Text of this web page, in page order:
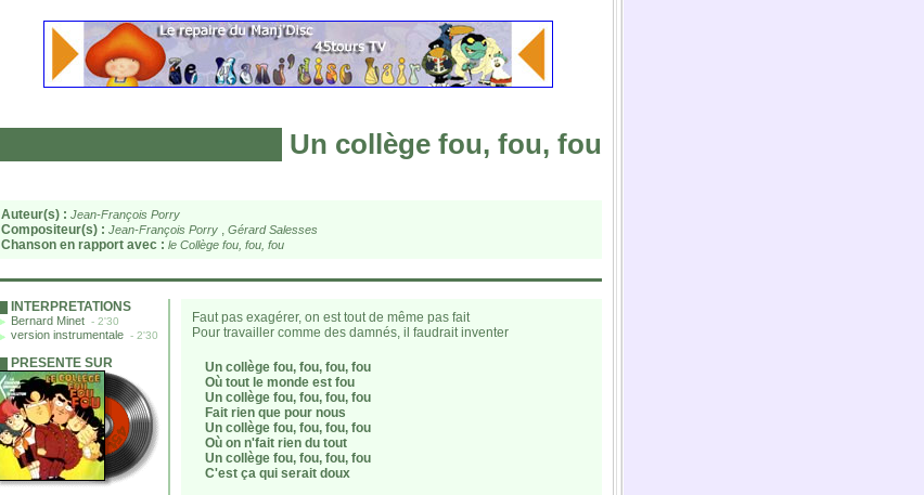
Un collège fou, fou, fou
Auteur(s) : Jean-François Porry
Compositeur(s) : Jean-François Porry , Gérard Salesses
Chanson en rapport avec : le Collège fou, fou, fou
INTERPRETATIONS
Bernard Minet - 2'30
version instrumentale - 2'30
PRESENTE SUR
Faut pas exagérer, on est tout de même pas fait
Pour travailler comme des damnés, il faudrait inventer
Un collège fou, fou, fou, fou
Où tout le monde est fou
Un collège fou, fou, fou, fou
Fait rien que pour nous
Un collège fou, fou, fou, fou
Où on n'fait rien du tout
Un collège fou, fou, fou, fou
C'est ça qui serait doux